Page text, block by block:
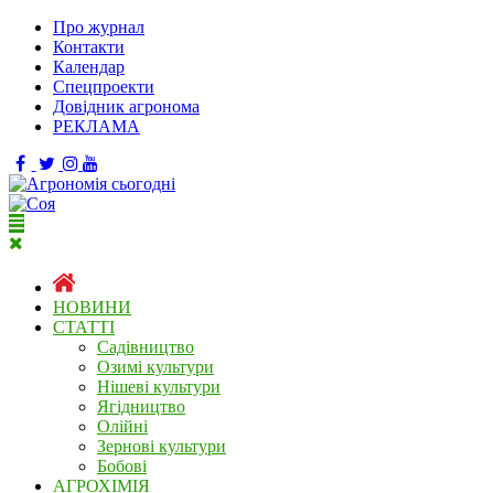
Про журнал
Контакти
Календар
Спецпроекти
Довідник агронома
РЕКЛАМА
НОВИНИ
СТАТТІ
Садівництво
Озимі культури
Нішеві культури
Ягідництво
Олійні
Зернові культури
Бобові
АГРОХІМІЯ